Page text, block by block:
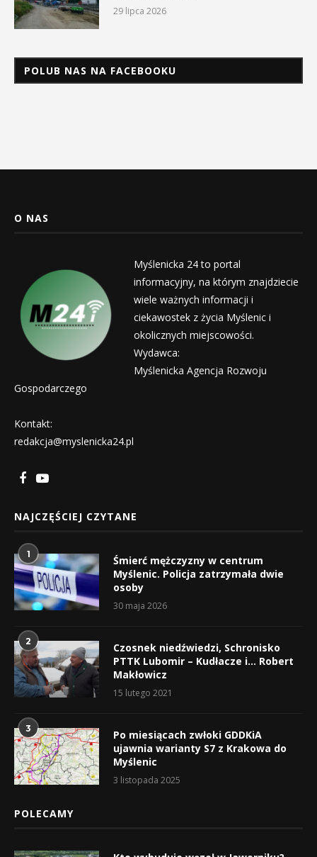
29 lipca 2026
POLUB NAS NA FACEBOOKU
O NAS
Myślenicka 24 to portal
informacyjny, na którym znajdziecie
wiele ważnych informacji i
ciekawostek z życia Myślenic i
okolicznych miejscowości.
Wydawca:
Myślenicka Agencja Rozwoju
Gospodarczego
Kontakt:
redakcja@myslenicka24.pl
NAJCZĘŚCIEJ CZYTANE
1
Śmierć mężczyzny w centrum
Myślenic. Policja zatrzymała dwie
osoby
30 maja 2026
2
Czosnek niedźwiedzi, Schronisko
PTTK Lubomir – Kudłacze i… Robert
Makłowicz
15 lutego 2021
3
Po miesiącach zwłoki GDDKiA
ujawnia warianty S7 z Krakowa do
Myślenic
3 listopada 2025
POLECAMY